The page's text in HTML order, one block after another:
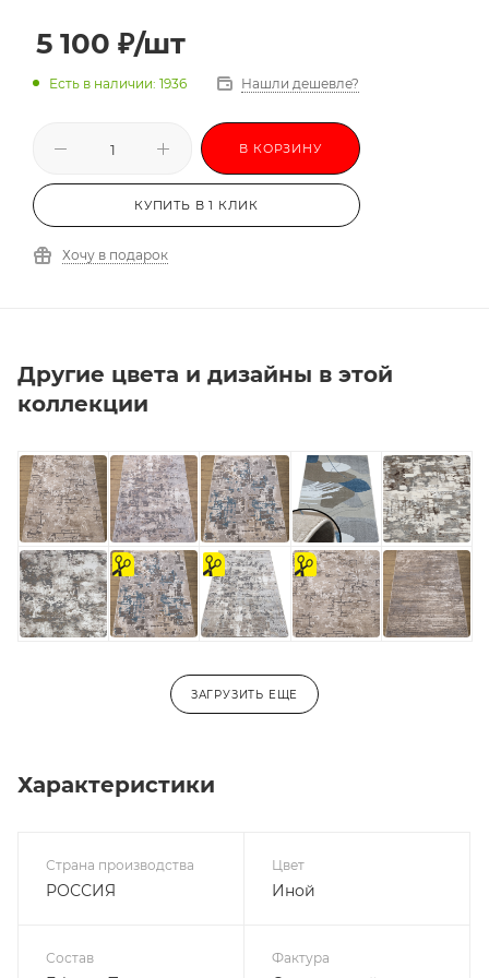
3,0х5,5 3,0х6,0
5 100 ₽/шт
Есть в наличии: 1936 Нашли дешевле?
В КОРЗИНУ
КУПИТЬ В 1 КЛИК
Хочу в подарок
Другие цвета и дизайны в этой
коллекции
на
отрез
На
отрез
на
отрез
ЗАГРУЗИТЬ ЕЩЕ
Характеристики
Страна производства
РОССИЯ
Цвет
Иной
Состав Фактура